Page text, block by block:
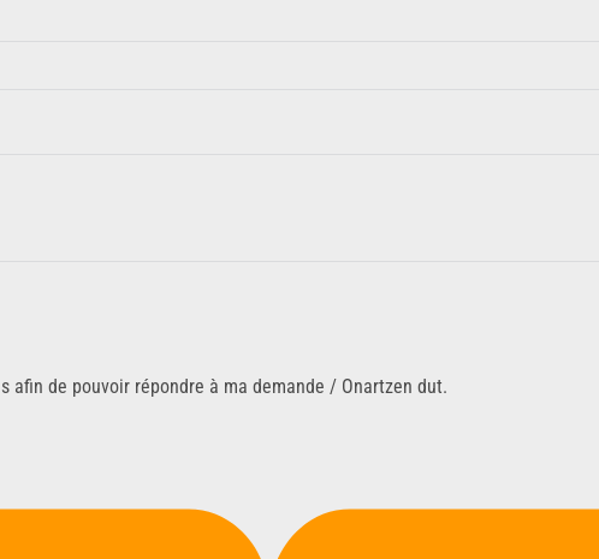
de pouvoir répondre à ma demande / Onartzen dut.